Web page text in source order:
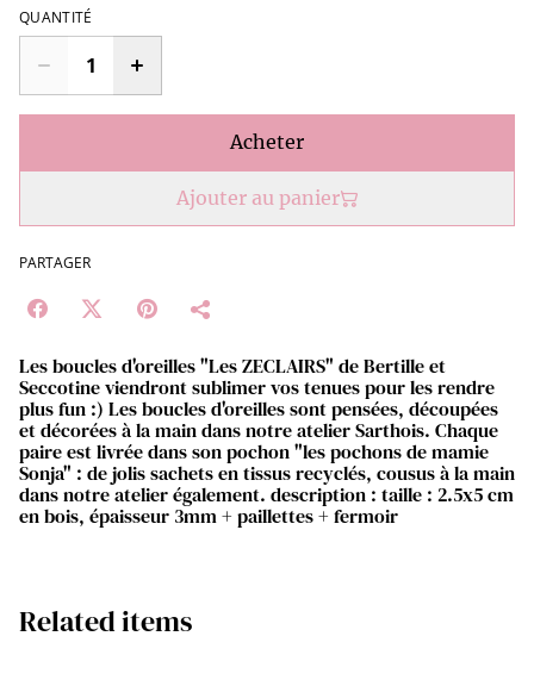
QUANTITÉ
Acheter
Ajouter au panier
PARTAGER
Les boucles d'oreilles "Les ZECLAIRS" de Bertille et
Seccotine viendront sublimer vos tenues pour les rendre
plus fun :) Les boucles d'oreilles sont pensées, découpées
et décorées à la main dans notre atelier Sarthois. Chaque
paire est livrée dans son pochon "les pochons de mamie
Sonja" : de jolis sachets en tissus recyclés, cousus à la main
dans notre atelier également. description : taille : 2.5x5 cm
en bois, épaisseur 3mm + paillettes + fermoir
Related items